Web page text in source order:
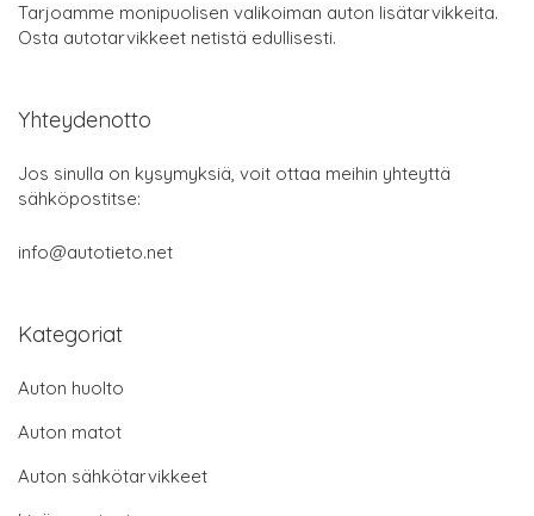
Tarjoamme monipuolisen valikoiman auton lisätarvikkeita.
Osta autotarvikkeet netistä edullisesti.
Yhteydenotto
Jos sinulla on kysymyksiä, voit ottaa meihin yhteyttä
sähköpostitse:
info@autotieto.net
Kategoriat
Auton huolto
Auton matot
Auton sähkötarvikkeet